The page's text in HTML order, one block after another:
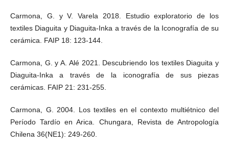
Carmona, G. y V. Varela 2018. Estudio exploratorio de los
textiles Diaguita y Diaguita-Inka a través de la Iconografía de su
cerámica. FAIP 18: 123-144.
Carmona, G. y A. Alé 2021. Descubriendo los textiles Diaguita y
Diaguita-Inka a través de la iconografía de sus piezas
cerámicas. FAIP 21: 231-255.
Carmona, G. 2004. Los textiles en el contexto multiétnico del
Período Tardío en Arica. Chungara, Revista de Antropología
Chilena 36(NE1): 249-260.